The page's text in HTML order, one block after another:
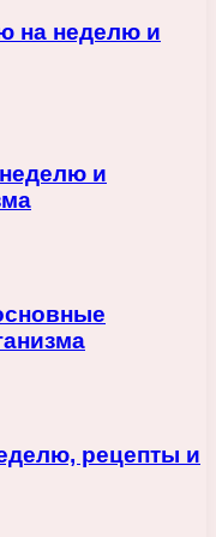
на неделю и
и
рецепты и